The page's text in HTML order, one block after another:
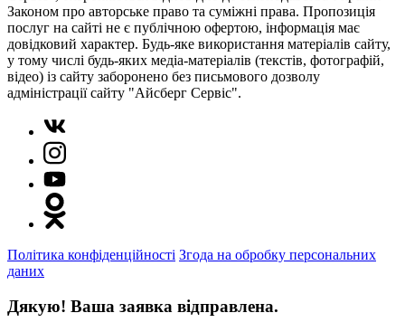
Законом про авторське право та суміжні права. Пропозиція
послуг на сайті не є публічною офертою, інформація має
довідковий характер. Будь-яке використання матеріалів сайту,
у тому числі будь-яких медіа-матеріалів (текстів, фотографій,
відео) із сайту заборонено без письмового дозволу
адміністрації сайту "Айсберг Сервіс".
Політика конфіденційності Згода на обробку персональних
даних
Дякую! Ваша заявка відправлена.